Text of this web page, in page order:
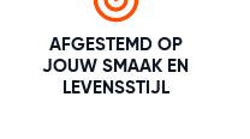
AFGESTEMD OP
JOUW SMAAK EN
LEVENSSTIJL